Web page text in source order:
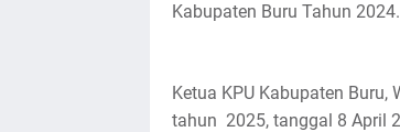
Kabupaten Buru Tahun 2024.
Ketua KPU Kabupaten
tahun 2025, tanggal 8 April